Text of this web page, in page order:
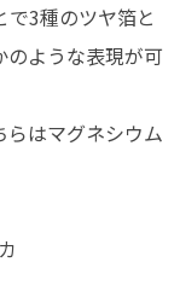
3種のツヤ箔と
ような表現が可
はマグネシウム